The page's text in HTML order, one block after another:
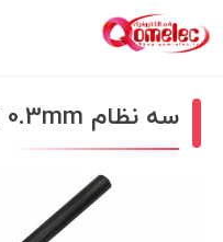
سه نظام 0.3mm الی 4mm